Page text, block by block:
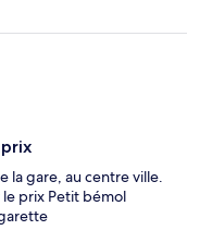
la gare, au centre ville.
prix Petit bémol